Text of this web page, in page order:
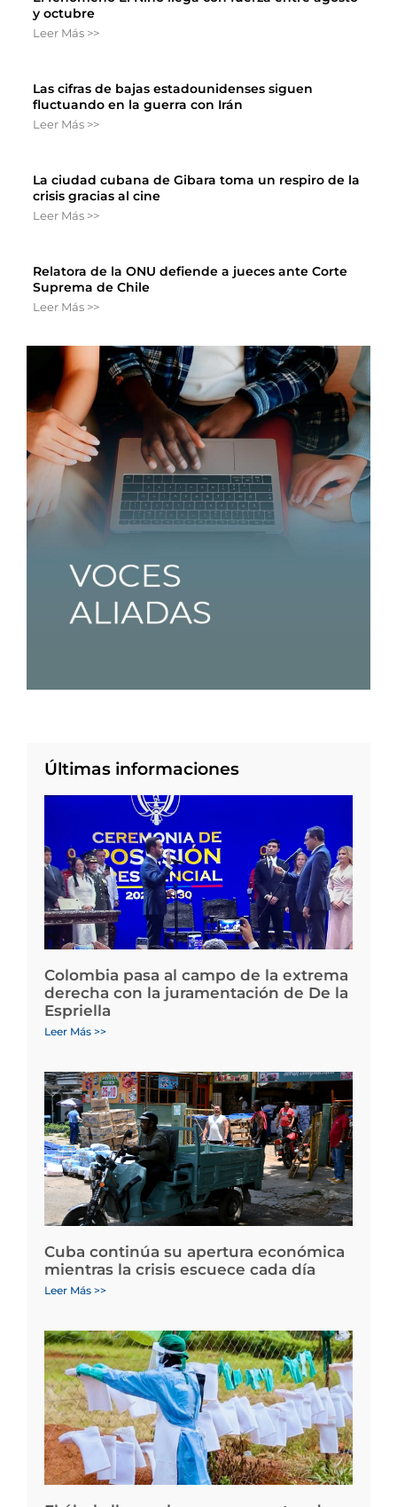
y octubre
Leer Más >>
Las cifras de bajas estadounidenses siguen
fluctuando en la guerra con Irán
Leer Más >>
La ciudad cubana de Gibara toma un respiro de la
crisis gracias al cine
Leer Más >>
Relatora de la ONU defiende a jueces ante Corte
Suprema de Chile
Leer Más >>
Últimas informaciones
Colombia pasa al campo de la extrema
derecha con la juramentación de De la
Espriella
Leer Más >>
Cuba continúa su apertura económica
mientras la crisis escuece cada día
Leer Más >>